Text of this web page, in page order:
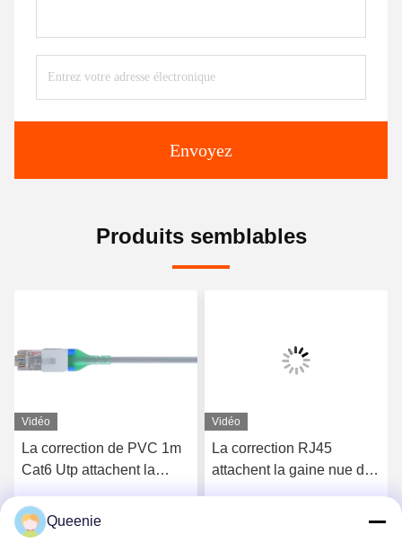
Envoyez
Produits semblables
Vidéo
La correction de PVC 1m
Cat6 Utp attachent la
de 28AWG 1m
Obtenez le meilleur prix
Vidéo
La correction RJ45
attachent la gaine nue de
Queenie